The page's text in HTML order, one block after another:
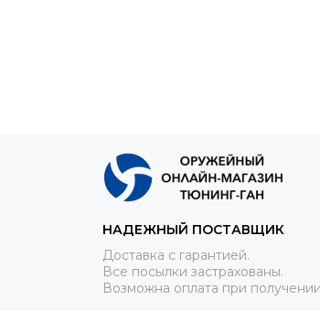
НАДЕЖНЫЙ ПОСТАВЩИК
Доставка с гарантией.
Все посылки застрахованы.
Возможна оплата при